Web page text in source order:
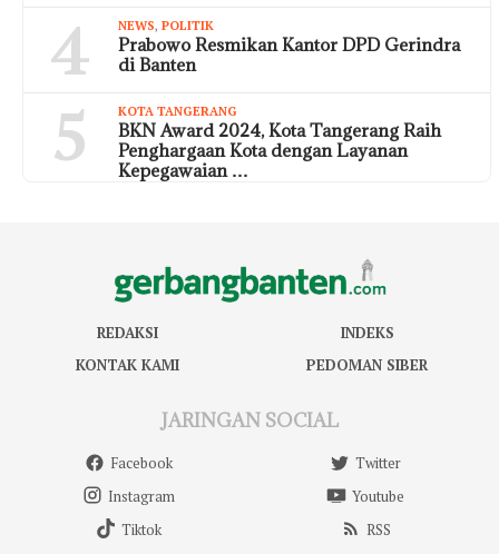
4 NEWS, POLITIK
Prabowo Resmikan Kantor DPD Gerindra
di Banten
5 KOTA TANGERANG
BKN Award 2024, Kota Tangerang Raih
Penghargaan Kota dengan Layanan
Kepegawaian …
REDAKSI
INDEKS
KONTAK KAMI
PEDOMAN SIBER
JARINGAN SOCIAL
Facebook
Twitter
Instagram
Youtube
Tiktok
RSS